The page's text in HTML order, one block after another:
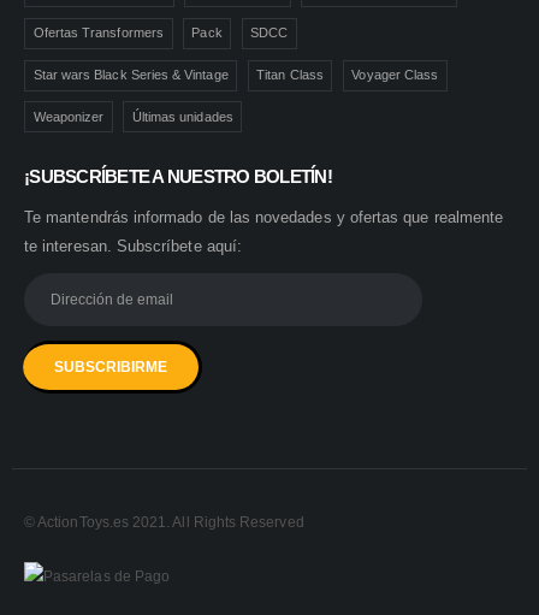
Ofertas Transformers Pack SDCC
Star wars Black Series & Vintage Titan Class Voyager Class
Weaponizer Últimas unidades
¡SUBSCRÍBETE A NUESTRO BOLETÍN!
Te mantendrás informado de las novedades y ofertas que realmente
te interesan. Subscríbete aquí:
© ActionToys.es 2021. All Rights Reserved